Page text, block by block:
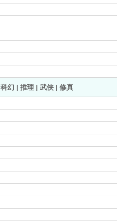
科幻 | 推理 | 武侠 | 修真